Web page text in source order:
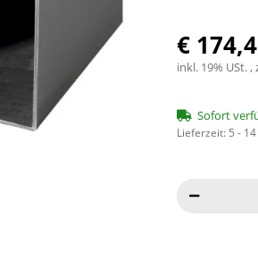
€
inkl. 19% USt. ,
Sofort
Lieferzeit: 5 -